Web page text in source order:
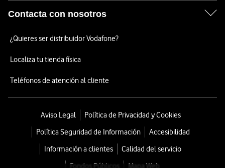
Contacta con nosotros
¿Quieres ser distribuidor Vodafone?
Localiza tu tienda física
Teléfonos de atención al cliente
Aviso Legal
Política de Privacidad y Cookies
Política Seguridad de Información
Accesibilidad
Información a clientes
Calidad del servicio
Fondos Públicos
Mapa Web